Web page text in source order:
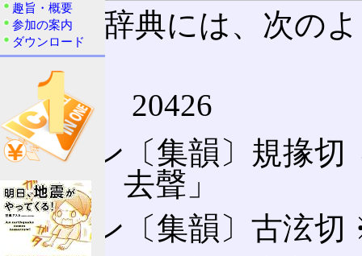
大漢和辞典には、次の
用)。
【狷】 20426
🈩ケン〔集韻〕規掾切
「霰、去聲」
🈔ケン〔集韻〕古泫
趣旨・概要
参加の案内
ダウンロード